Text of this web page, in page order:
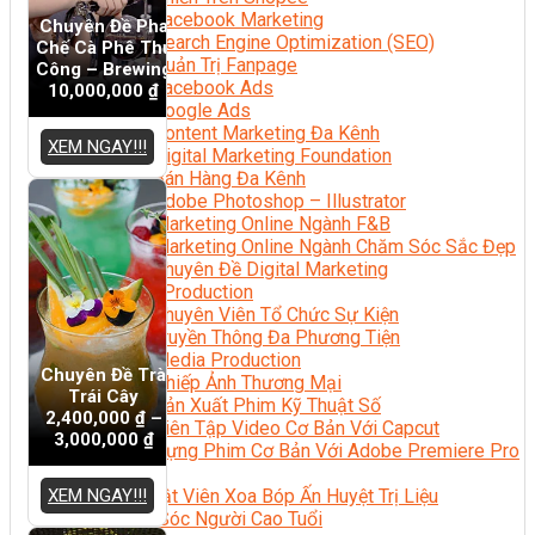
Facebook Marketing
Search Engine Optimization (SEO)
Quản Trị Fanpage
Facebook Ads
Google Ads
Content Marketing Đa Kênh
Digital Marketing Foundation
Bán Hàng Đa Kênh
Adobe Photoshop – Illustrator
Marketing Online Ngành F&B
Marketing Online Ngành Chăm Sóc Sắc Đẹp
Chuyên Đề Digital Marketing
Media Production
Chuyên Viên Tổ Chức Sự Kiện
Truyền Thông Đa Phương Tiện
Media Production
Nhiếp Ảnh Thương Mại
Sản Xuất Phim Kỹ Thuật Số
Biên Tập Video Cơ Bản Với Capcut
Dựng Phim Cơ Bản Với Adobe Premiere Pro
Sức Khỏe
Kỹ Thuật Viên Xoa Bóp Ấn Huyệt Trị Liệu
Chăm Sóc Người Cao Tuổi
Chuyên Đề Pha
Chế Cà Phê Thủ
Công – Brewing
10,000,000 ₫
XEM NGAY!!!
Chuyên Đề Trà
Trái Cây
2,400,000₫–
3,000,000 ₫
XEM NGAY!!!